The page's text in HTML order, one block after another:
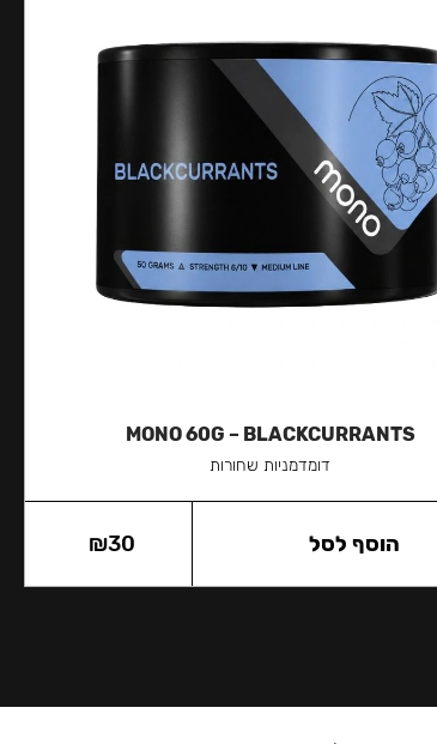
MONO 60G – BLACKCURRANTS
דומדמניות שחורות
₪30 הוסף לסל